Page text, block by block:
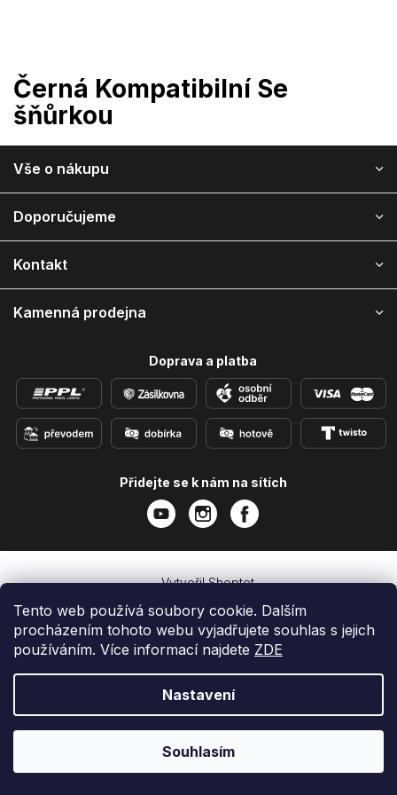
Tento web používá soubory cookie. Dalším
procházením tohoto webu vyjadřujete souhlas s jejich
používáním. Více informací najdete ZDE
Nastavení
Souhlasím
Černá Kompatibilní Se
šňůrkou
p
Vše o nákupu
Doporučujeme
Kontakt
Kamenná prodejna
Doprava a platba
Přidejte se k nám na sítích
Vytvořil Shoptet
Copyright 2026
e-shop iPhoneLab.cz. Všechna práva
vyhrazena.